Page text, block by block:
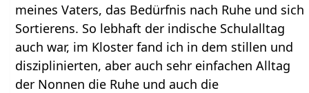
meines Vaters, das Bedürfnis nach Ruhe und sich
Sortierens. So lebhaft der indische Schulalltag
auch war, im Kloster fand ich in dem stillen und
disziplinierten, aber auch sehr einfachen Alltag
der Nonnen die Ruhe und auch die